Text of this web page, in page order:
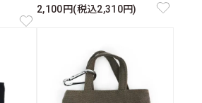
2,100円(税込2,310円)